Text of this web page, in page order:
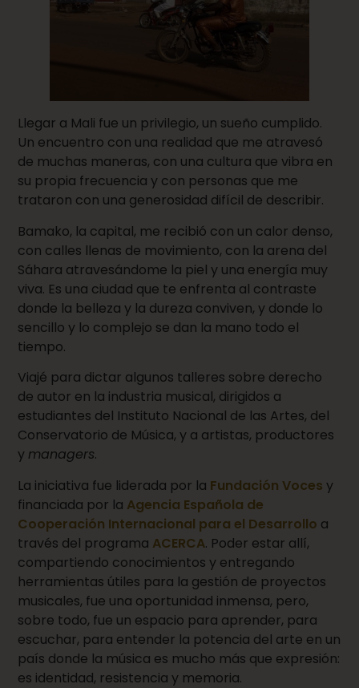
Llegar a Mali fue un privilegio, un sueño cumplido.
Un encuentro con una realidad que me atravesó
de muchas maneras, con una cultura que vibra en
su propia frecuencia y con personas que me
trataron con una generosidad difícil de describir.
Bamako, la capital, me recibió con un calor denso,
con calles llenas de movimiento, con la arena del
Sáhara atravesándome la piel y una energía muy
viva. Es una ciudad que te enfrenta al contraste
donde la belleza y la dureza conviven, y donde lo
sencillo y lo complejo se dan la mano todo el
tiempo.
Viajé para dictar algunos talleres sobre derecho
de autor en la industria musical, dirigidos a
estudiantes del Instituto Nacional de las Artes, del
Conservatorio de Música, y a artistas, productores
y managers.
La iniciativa fue liderada por la Fundación Voces y
financiada por la Agencia Española de
Cooperación Internacional para el Desarrollo a
través del programa ACERCA. Poder estar allí,
compartiendo conocimientos y entregando
herramientas útiles para la gestión de proyectos
musicales, fue una oportunidad inmensa, pero,
sobre todo, fue un espacio para aprender, para
escuchar, para entender la potencia del arte en un
país donde la música es mucho más que expresión:
es identidad, resistencia y memoria.